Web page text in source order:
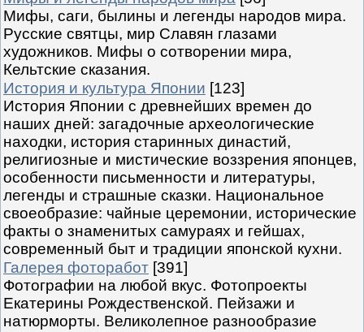
Мифы, саги, былины и легенды народов мира.
Русские святцы, мир Славян глазами
художников. Мифы о сотворении мира,
Кельтские сказания.
История и культура Японии [123]
История Японии с древнейших времен до
наших дней: загадочные археологические
находки, история старинных династий,
религиозные и мистические воззрения японцев,
особенности письменности и литературы,
легенды и страшные сказки. Национальное
своеобразие: чайные церемонии, исторические
факты о знаменитых самураях и гейшах,
современный быт и традиции японской кухни.
Галерея фоторабот [391]
Фотографии на любой вкус. Фотопроекты
Екатерины Рождественской. Пейзажи и
натюрморты. Великолепное разнообразие